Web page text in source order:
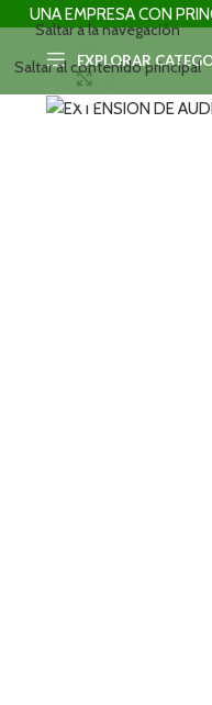
Saltar a la navegación
Saltar al contenido principal
UNA EMPRESA CON
EXPLORAR
Haga clic para